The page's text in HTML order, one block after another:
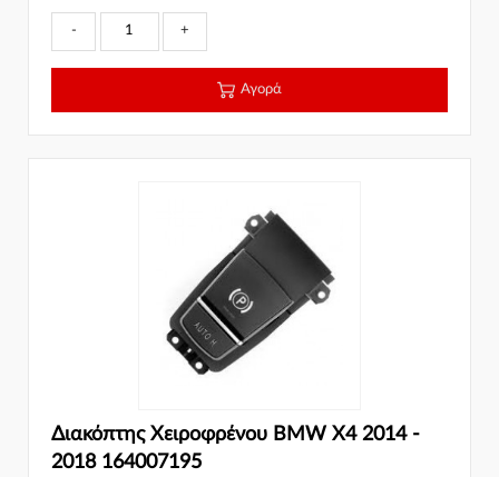
- +
Αγορά
Διακόπτης Χειροφρένου BMW X4 2014 -
2018 164007195